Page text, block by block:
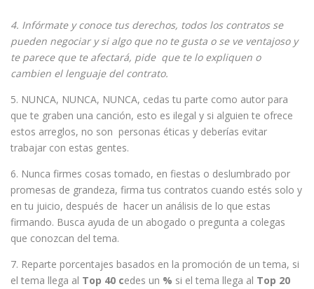
4. Infórmate y conoce tus derechos, todos los contratos se
pueden negociar y si algo que no te gusta o se ve ventajoso y
te parece que te afectará, pide que te lo expliquen o
cambien el lenguaje del contrato.
5. NUNCA, NUNCA, NUNCA, cedas tu parte como autor para
que te graben una canción, esto es ilegal y si alguien te ofrece
estos arreglos, no son personas éticas y deberías evitar
trabajar con estas gentes.
6. Nunca firmes cosas tomado, en fiestas o deslumbrado por
promesas de grandeza, firma tus contratos cuando estés solo y
en tu juicio, después de hacer un análisis de lo que estas
firmando. Busca ayuda de un abogado o pregunta a colegas
que conozcan del tema.
7. Reparte porcentajes basados en la promoción de un tema, si
el tema llega al Top 40 cedes un % si el tema llega al Top 20